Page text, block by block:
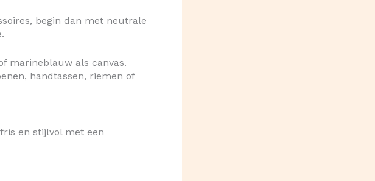
begin dan met neutrale
marineblauw als canvas.
handtassen, riemen of
en stijlvol met een